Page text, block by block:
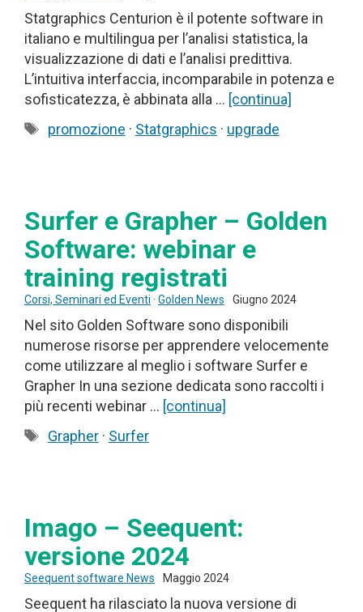
Statgraphics Centurion è il potente software in
italiano e multilingua per l’analisi statistica, la
visualizzazione di dati e l’analisi predittiva.
L’intuitiva interfaccia, incomparabile in potenza e
sofisticatezza, è abbinata alla … [continua]
Tag
promozione · Statgraphics · upgrade
Surfer e Grapher – Golden
Software: webinar e
training registrati
Corsi, Seminari ed Eventi · Golden News Giugno 2024
Nel sito Golden Software sono disponibili
numerose risorse per apprendere velocemente
come utilizzare al meglio i software Surfer e
Grapher In una sezione dedicata sono raccolti i
più recenti webinar … [continua]
Tag
Grapher· Surfer
Imago – Seequent:
versione 2024
Seequent software News Maggio 2024
Seequent ha rilasciato la nuova versione di